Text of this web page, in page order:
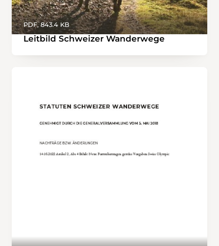
Leitbild Schweizer Wanderwege
PDF, 843.4 KB